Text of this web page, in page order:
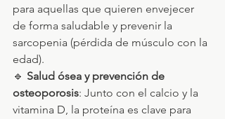
para aquellas que quieren envejecer
de forma saludable y prevenir la
sarcopenia (pérdida de músculo con la
edad).
🔹 Salud ósea y prevención de
osteoporosis: Junto con el calcio y la
vitamina D, la proteína es clave para